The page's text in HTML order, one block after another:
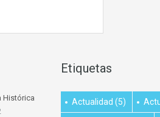
Histórica
Etiquetas
Actualidad (5)